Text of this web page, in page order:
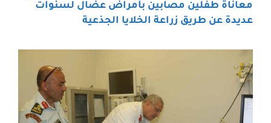
معاناة طفلين مصابين بأمراض عضال لسنوات
عديدة عن طريق زراعة الخلايا الجذعية